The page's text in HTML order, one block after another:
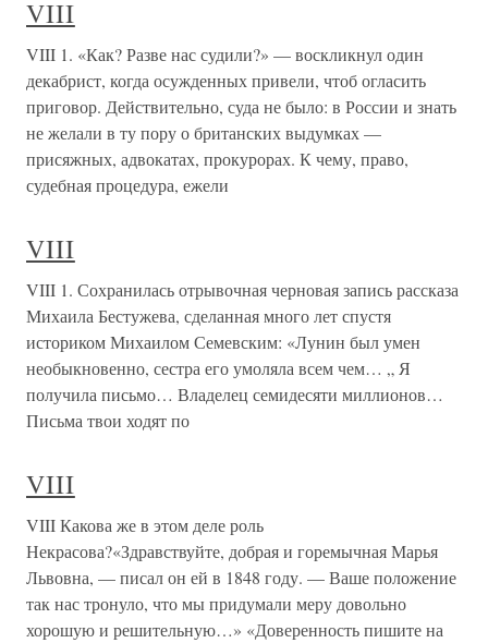
VIII
VIII 1. «Как? Разве нас судили?» — воскликнул один
декабрист, когда осужденных привели, чтоб огласить
приговор. Действительно, суда не было: в России и знать
не желали в ту пору о британских выдумках —
присяжных, адвокатах, прокурорах. К чему, право,
судебная процедура, ежели
VIII
VIII 1. Сохранилась отрывочная черновая запись рассказа
Михаила Бестужева, сделанная много лет спустя
историком Михаилом Семевским: «Лунин был умен
необыкновенно, сестра его умоляла всем чем… „ Я
получила письмо… Владелец семидесяти миллионов…
Письма твои ходят по
VIII
VIII Какова же в этом деле роль
Некрасова?«Здравствуйте, добрая и горемычная Марья
Львовна, — писал он ей в 1848 году. — Ваше положение
так нас тронуло, что мы придумали меру довольно
хорошую и решительную…» «Доверенность пишите на